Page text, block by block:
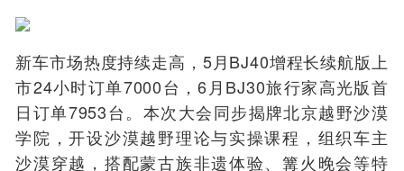
新车市场热度持续走高，5月BJ40增程长续航版上
市24小时订单7000台，6月BJ30旅行家高光版首
日订单7953台。本次大会同步揭牌北京越野沙漠
学院，开设沙漠越野理论与实操课程，组织车主
沙漠穿越，搭配蒙古族非遗体验、篝火晚会等特